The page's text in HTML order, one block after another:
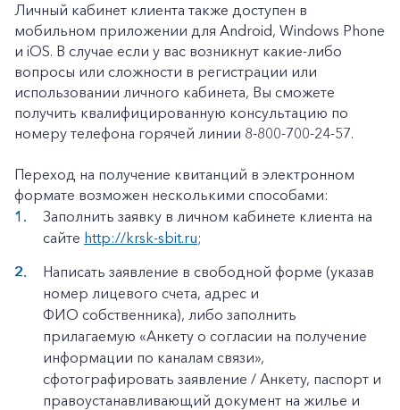
Личный кабинет клиента также доступен в
мобильном приложении для Android, Windows Phone
и iOS. В случае если у вас возникнут какие-либо
вопросы или сложности в регистрации или
использовании личного кабинета, Вы сможете
получить квалифицированную консультацию по
номеру телефона горячей линии 8-800-700-24-57.
Переход на получение квитанций в электронном
формате возможен несколькими способами:
Заполнить заявку в личном кабинете клиента на
сайте http://krsk-sbit.ru;
Написать заявление в свободной форме (указав
номер лицевого счета, адрес и
ФИО собственника), либо заполнить
прилагаемую «Анкету о согласии на получение
информации по каналам связи»,
сфотографировать заявление / Анкету, паспорт и
правоустанавливающий документ на жилье и